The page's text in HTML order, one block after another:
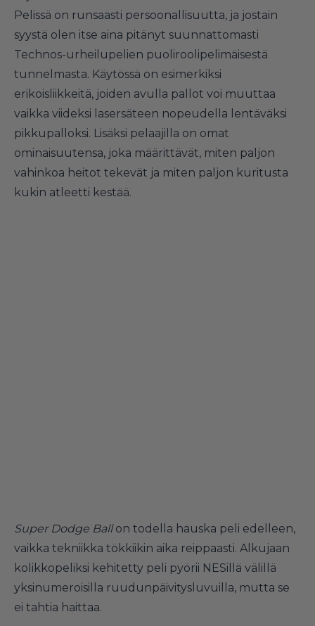
Pelissä on runsaasti persoonallisuutta, ja jostain
syystä olen itse aina pitänyt suunnattomasti
Technos-urheilupelien puoliroolipelimäisestä
tunnelmasta. Käytössä on esimerkiksi
erikoisliikkeitä, joiden avulla pallot voi muuttaa
vaikka viideksi lasersäteen nopeudella lentäväksi
pikkupalloksi. Lisäksi pelaajilla on omat
ominaisuutensa, joka määrittävät, miten paljon
vahinkoa heitot tekevät ja miten paljon kuritusta
kukin atleetti kestää.
Super Dodge Ballon todella hauska peli edelleen,
vaikka tekniikka tökkiikin aika reippaasti. Alkujaan
kolikkopeliksi kehitetty peli pyörii NESillä välillä
yksinumeroisilla ruudunpäivitysluvuilla, mutta se
ei tahtia haittaa.